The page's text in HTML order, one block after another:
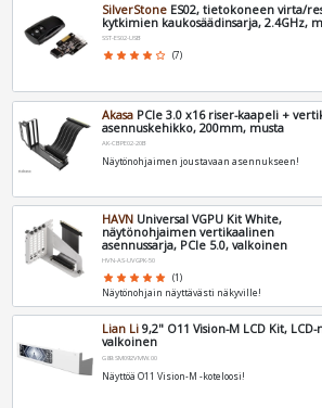
SilverStone ES02, tietokoneen virta/
kytkimien kaukosäädinsarja, 2.4GHz,
SST-ES02-USB
star star star star star_border (7)
Akasa PCIe 3.0 x16 riser-kaapeli +
asennuskehikko, 200mm, musta
AK-CBPE02-20B
Näytönohjaimen joustavaan asennukseen!
HAVN Universal VGPU Kit White,
näytönohjaimen vertikaalinen
asennussarja, PCIe 5.0, valkoinen
HVN-AS-UVGPK-50
star star star star star (1)
Näytönohjain näyttävästi näkyville!
Lian Li 9,2" O11 Vision-M LCD Kit,
valkoinen
G89.SM092VMW.00
Näyttöä O11 Vision-M -koteloosi!